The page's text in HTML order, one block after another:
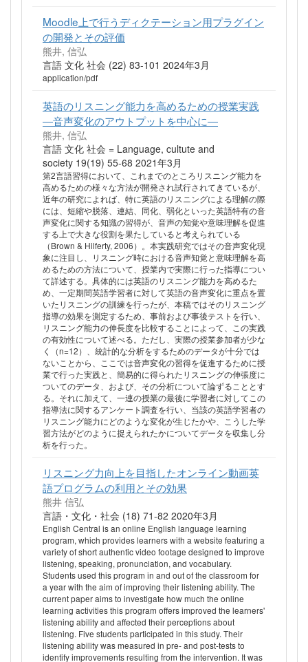
Moodle上で行うディクテーション用プラグイン
の開発とその評価
熊井, 信弘
言語 文化 社会 (22) 83-101 2024年3月
application/pdf
英語のリスニング能力を高めるための授業実践
―音声変化のアウトプットを中心に―
熊井, 信弘
言語 文化 社会 = Language, cultute and
society 19(19) 55-68 2021年3月
第2言語習得において、これまでのところリスニング能力を
高めるための様々な方法が開発され試行されてきているが、
近年の研究によれば、特に英語のリスニングによる理解の際
には、短縮や脱落、連結、同化、弱化といった英語特有の音
声変化に関する知識の習得が、音声の知覚や意味理解を促進
する上で大きな役割を果たしていると考えられている
（Brown & Hilferty, 2006）。本実践研究ではその音声変化現
象に注目し、リスニング時における音声知覚と意味理解を高
めるための方法について、授業内で実際に行った指導につい
て詳述する。具体的には英語のリスニング能力を高めるた
め、一定期間英語学習者に対して英語の音声変化に重点を置
いたリスニングの訓練を行ったが、本稿ではそのリスニング
指導の効果を測定するため、事前および事後テストを行い、
リスニング能力の伸長度を比較することによって、この実践
の有効性について述べる。ただし、実際の授業参加者が少な
く（n=12）、統計的な分析をするためのデータが十分では
ないことから、ここでは音声変化の習得を促進するために授
業で行った実践と、簡易的に得られたリスニングの伸張度に
ついてのデータ、および、その分析について論ずることとす
る。それに加えて、一連の授業の最後に学習者に対してこの
指導法に関するアンケート調査を行い、当該の英語学習者の
リスニング能力にどのような変化が生じたかや、こうした学
習方法がどのように捉えられたかについてデータを収集し分
析を行った。
リスニング力向上を目指したオンライン動画英
語プログラムの利用とその効果
熊井 信弘
言語・文化・社会 (18) 71-82 2020年3月
English Central is an online English language learning
program, which provides learners with a website featuring a
variety of short authentic video footage designed to improve
listening, speaking, pronunciation, and vocabulary.
Students used this program in and out of the classroom for
a year with the aim of improving their listening ability. The
current paper aims to investigate how much the online
learning activities this program offers improved the learners'
listening ability and affected their perceptions about
listening. Five students participated in this study. Their
listening ability was measured in pre- and post-tests to
identify improvements resulting from the intervention. It was